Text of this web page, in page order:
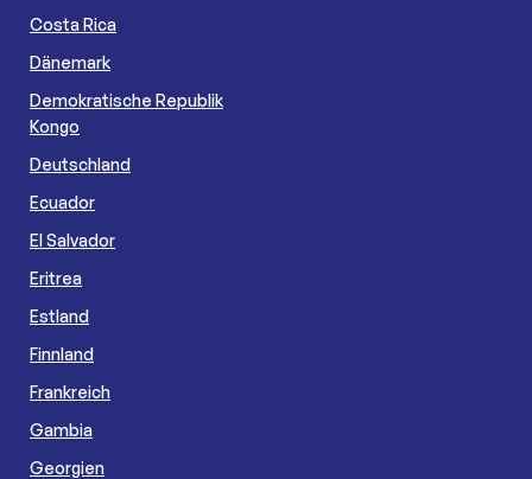
Costa Rica
Dänemark
Demokratische Republik
Kongo
Deutschland
Ecuador
El Salvador
Eritrea
Estland
Finnland
Frankreich
Gambia
Georgien